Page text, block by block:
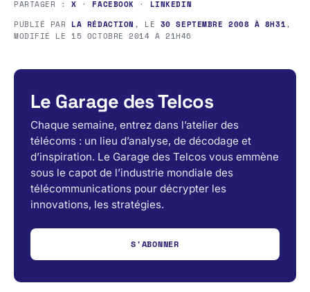
PARTAGER :X · FACEBOOK · LINKEDIN
PUBLIÉ PAR LA RÉDACTION , LE 30 SEPTEMBRE 2008 À 8H31,
MODIFIÉ LE15 OCTOBRE 2014 À 21H46
Le Garage des Telcos
Chaque semaine, entrez dans l’atelier des
télécoms : un lieu d’analyse, de décodage et
d’inspiration. Le Garage des Telcos vous emmène
sous le capot de l’industrie mondiale des
télécommunications pour décrypter les
innovations, les stratégies.
S'ABONNER